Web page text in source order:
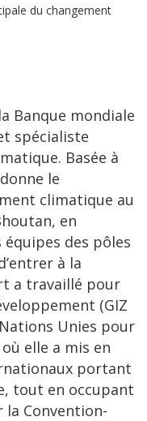
du changement
Banque mondiale
spécialiste
Basée à
le
climatique au
en
des pôles
à la
a travaillé pour
(GIZ
Unies pour
elle a mis en
portant
tout en occupant
Convention-